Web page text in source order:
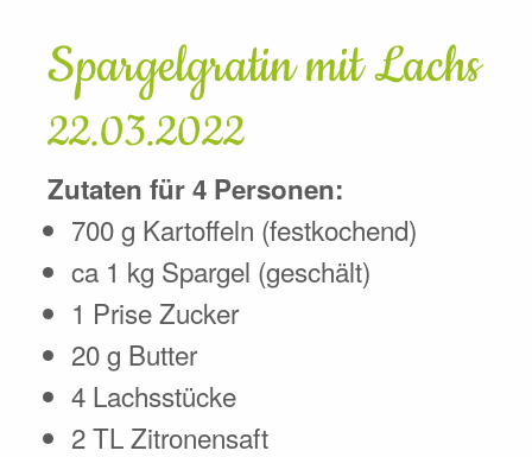
Spargelgratin mit Lachs
22.03.2022
Zutaten für 4 Personen:
700 g Kartoffeln (festkochend)
ca 1 kg Spargel (geschält)
1 Prise Zucker
20 g Butter
4 Lachsstücke
2 TL Zitronensaft